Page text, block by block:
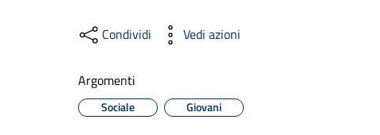
Condividi Vedi azioni
Argomenti
Sociale Giovani